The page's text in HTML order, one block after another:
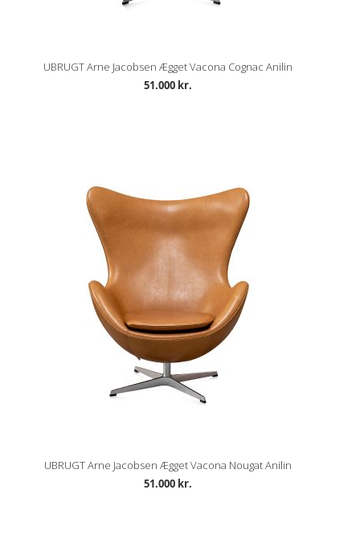
UBRUGT Arne Jacobsen Ægget Vacona Cognac Anilin
51.000 kr.
UBRUGT Arne Jacobsen Ægget Vacona Nougat Anilin
51.000 kr.